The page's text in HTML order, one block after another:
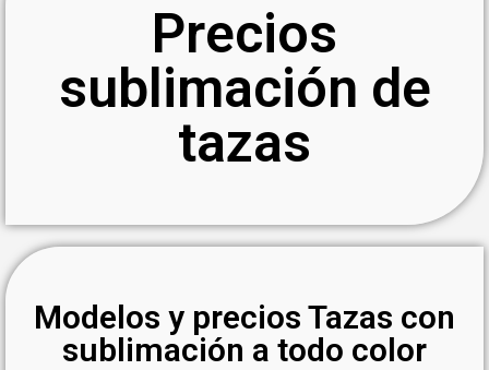
Precios
sublimación de
tazas
Modelos y precios Tazas con
sublimación a todo color